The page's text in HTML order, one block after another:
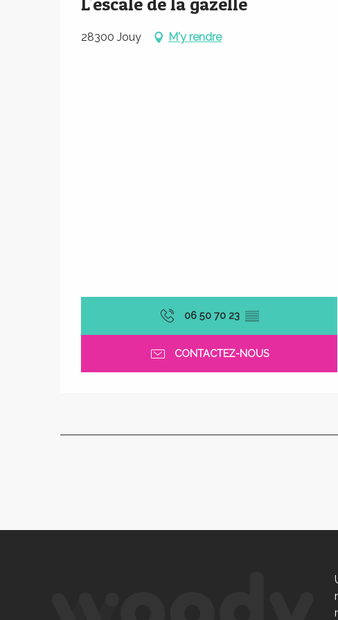
28300 Jouy M'y rendre
06 50 70 23 ▒▒
CONTACTEZ-NOUS